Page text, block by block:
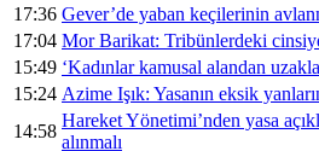
17:36 Gever’de yaban keçilerinin
17:04 Mor Barikat: Tribünlerdeki
15:49 ‘Kadınlar kamusal alandan
15:24 Azime Işık: Yasanın eksik
14:58
Hareket Yönetimi’nden yasa
alınmalı